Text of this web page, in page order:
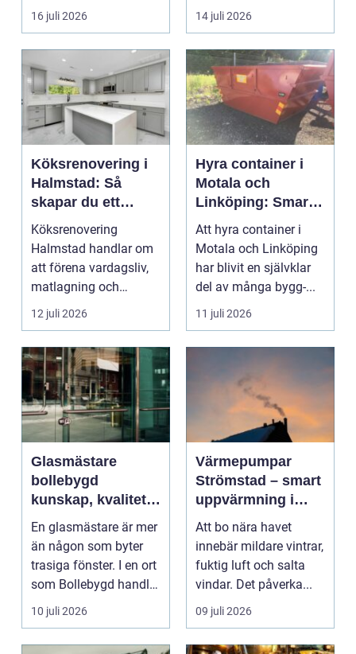
o...
16 juli 2026 14 juli 2026
Köksrenovering i
Halmstad: Så
skapar du ett
funktionellt och
trivsamt kök
Köksrenovering
Halmstad handlar om
att förena vardagsliv,
matlagning och
umgänge i et...
12 juli 2026
Hyra container i
Motala och
Linköping: Smart
avfallshantering
för projekt i alla
storlekar
Att hyra container i
Motala och Linköping
har blivit en självklar
del av många bygg-...
11 juli 2026
Glasmästare
bollebygd
kunskap, kvalitet
och smarta
glaslösningar
En glasmästare är mer
än någon som byter
trasiga fönster. I en ort
som Bollebygd handlar
yrket lika ...
10 juli 2026
Värmepumpar
Strömstad – smart
uppvärmning i
kustklimat
Att bo nära havet
innebär mildare vintrar,
fuktig luft och salta
vindar. Det påverka...
09 juli 2026